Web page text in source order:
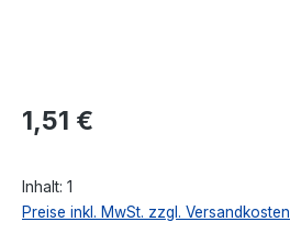
Regulärer Preis:
1,51 €
Inhalt: 1
Preise inkl. MwSt. zzgl. Versandkosten